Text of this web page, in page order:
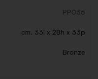
PP035
cm. 33l x 28h x 33p
Bronze